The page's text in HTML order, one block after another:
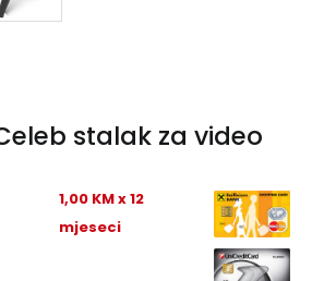
stalak za video
1,00 KM x 12
mjeseci